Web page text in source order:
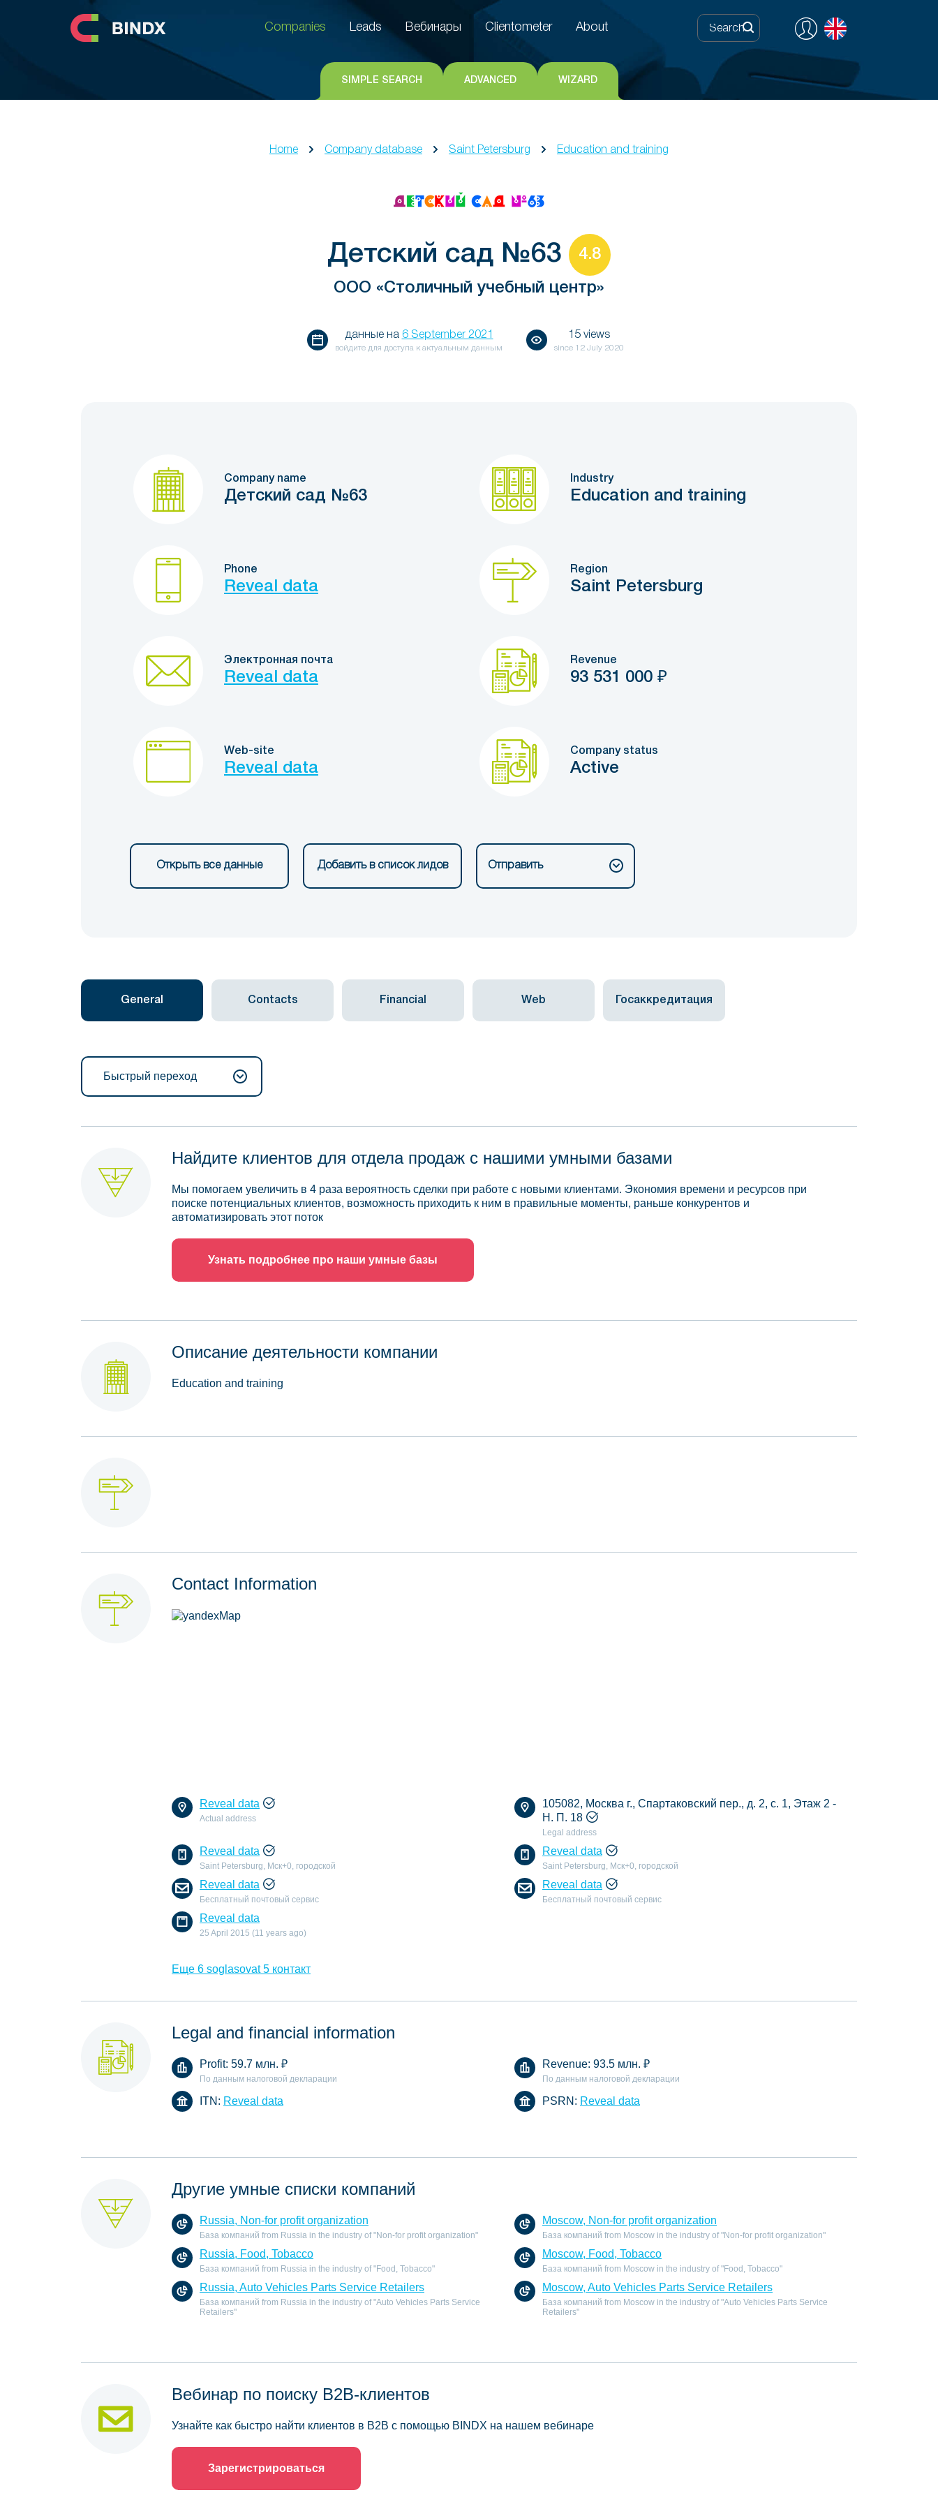
Clientometer
Companies
Leads Вебинары Clientometer About
SIMPLE SEARCH ADVANCED WIZARD
Home Company database Saint Petersburg Education and training
Детский сад №63 4.8
ООО «Столичный учебный центр»
данные на 6 September 2021
войдите для доступа к актуальным данным
15 views
since 12 July 2020
Company name
Детский сад №63
Industry
Education and training
Phone
Reveal data
Region
Saint Petersburg
Электронная почта
Reveal data
Revenue
93 531 000 ₽
Web-site
Reveal data
Company status
Active
Открыть все данные Добавить в список лидов Отправить
General Contacts Financial Web Госаккредитация
Быстрый переход
Найдите клиентов для отдела продаж с нашими умными базами
Мы помогаем увеличить в 4 раза вероятность сделки при работе с новыми клиентами. Экономия времени и ресурсов при
поиске потенциальных клиентов, возможность приходить к ним в правильные моменты, раньше конкурентов и
автоматизировать этот поток
Узнать подробнее про наши умные базы
Описание деятельности компании
Education and training
Contact Information
Reveal data
Actual address
105082, Москва г., Спартаковский пер., д. 2, с. 1, Этаж 2 -
Н. П. 18
Legal address
Reveal data
Saint Petersburg, Мск+0, городской
Reveal data
Saint Petersburg, Мск+0, городской
Reveal data
Бесплатный почтовый сервис
Reveal data
Бесплатный почтовый сервис
Reveal data
25 April 2015 (11 years ago)
Еще 6 soglasovat 5 контакт
Legal and financial information
Profit: 59.7 млн. ₽
По данным налоговой декларации
Revenue: 93.5 млн. ₽
По данным налоговой декларации
ITN: Reveal data PSRN: Reveal data
Другие умные списки компаний
Russia, Non-for profit organization
База компаний from Russia in the industry of "Non-for profit organization"
Moscow, Non-for profit organization
База компаний from Moscow in the industry of "Non-for profit organization"
Russia, Food, Tobacco
База компаний from Russia in the industry of "Food, Tobacco"
Moscow, Food, Tobacco
База компаний from Moscow in the industry of "Food, Tobacco"
Russia, Auto Vehicles Parts Service Retailers
База компаний from Russia in the industry of "Auto Vehicles Parts Service
Retailers"
Moscow, Auto Vehicles Parts Service Retailers
База компаний from Moscow in the industry of "Auto Vehicles Parts Service
Retailers"
Вебинар по поиску B2B-клиентов
Узнайте как быстро найти клиентов в B2B с помощью BINDX на нашем вебинаре
Зарегистрироваться